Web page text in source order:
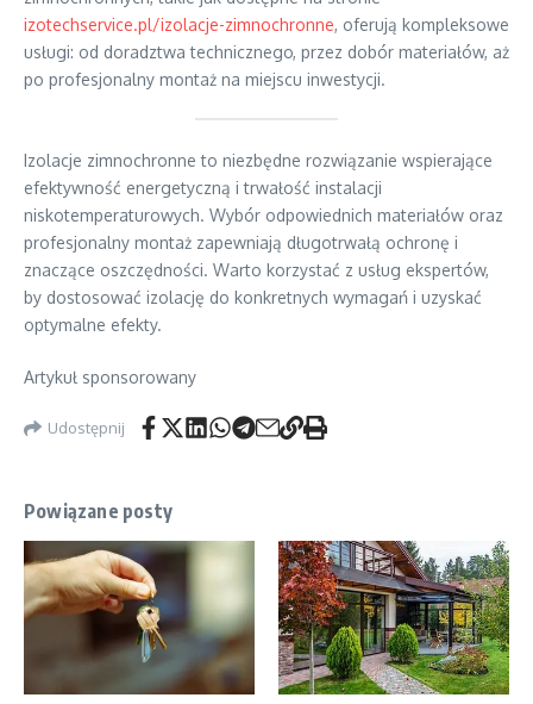
izotechservice.pl/izolacje-zimnochronne, oferują kompleksowe
usługi: od doradztwa technicznego, przez dobór materiałów, aż
po profesjonalny montaż na miejscu inwestycji.
Izolacje zimnochronne to niezbędne rozwiązanie wspierające
efektywność energetyczną i trwałość instalacji
niskotemperaturowych. Wybór odpowiednich materiałów oraz
profesjonalny montaż zapewniają długotrwałą ochronę i
znaczące oszczędności. Warto korzystać z usług ekspertów,
by dostosować izolację do konkretnych wymagań i uzyskać
optymalne efekty.
Artykuł sponsorowany
Udostępnij
Powiązane posty